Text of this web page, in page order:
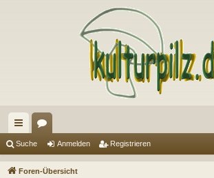
ch
ne en
Suche Anmelden Registrieren
Foren-Übersicht